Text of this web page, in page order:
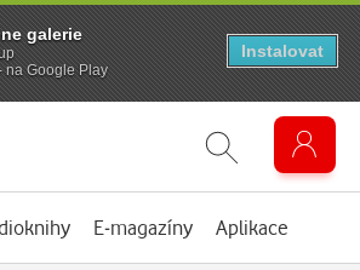
E-magazíny Aplikace
galerie
na Google Play
Instalovat